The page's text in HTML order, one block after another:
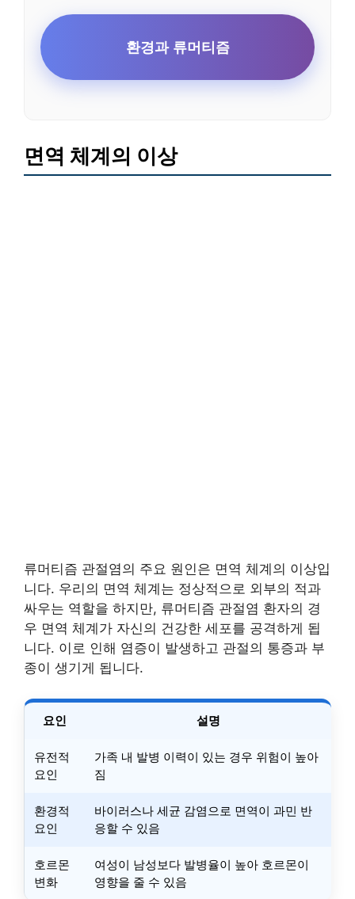
환경과 류머티즘
면역 체계의 이상
류머티즘 관절염의 주요 원인은 면역 체계의 이상입
니다. 우리의 면역 체계는 정상적으로 외부의 적과
싸우는 역할을 하지만, 류머티즘 관절염 환자의 경
우 면역 체계가 자신의 건강한 세포를 공격하게 됩
니다. 이로 인해 염증이 발생하고 관절의 통증과 부
종이 생기게 됩니다.
요인 설명
유전적
요인
가족 내 발병 이력이 있는 경우 위험이 높아
짐
환경적
요인
바이러스나 세균 감염으로 면역이 과민 반
응할 수 있음
호르몬
변화
여성이 남성보다 발병율이 높아 호르몬이
영향을 줄 수 있음